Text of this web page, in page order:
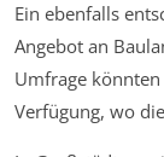
Ein ebenfalls
Angebot an
Umfrage
Verfügung, wo